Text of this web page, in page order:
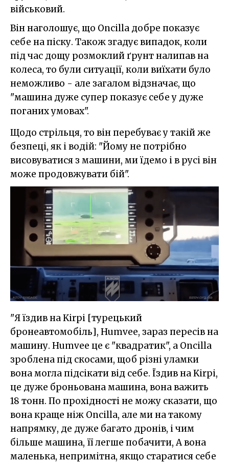
військовий.
Він наголошує, що Oncilla добре показує
себе на піску. Також згадує випадок, коли
під час дощу розмоклий ґрунт налипав на
колеса, то були ситуації, коли виїхати було
неможливо - але загалом відзначає, що
"машина дуже супер показує себе у дуже
поганих умовах".
Щодо стрільця, то він перебуває у такій же
безпеці, як і водій: "Йому не потрібно
висовуватися з машини, ми їдемо і в русі він
може продовжувати бій".
"Я їздив на Kirpi [турецький
бронеавтомобіль], Humvee, зараз пересів на
машину. Humvee це є "квадратик", а Oncilla
зроблена під скосами, щоб різні уламки
вона могла підсікати від себе. Їздив на Kirpi,
це дуже броньована машина, вона важить
18 тонн. По прохідності не можу сказати, що
вона краще ніж Oncilla, але ми на такому
напрямку, де дуже багато дронів, і чим
більше машина, її легше побачити, А вона
маленька, непримітна, якщо старатися себе